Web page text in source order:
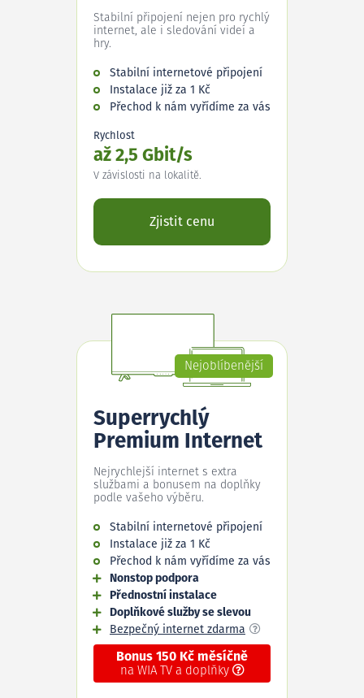
Stabilní připojení nejen pro rychlý
internet, ale i sledování videí a
hry.
Stabilní internetové připojení
Instalace již za 1 Kč
Přechod k nám vyřídíme za vás
Rychlost
až 2,5 Gbit/s
V závislosti na lokalitě.
Zjistit cenu
Nejoblíbenější
Superrychlý
Premium Internet
Nejrychlejší internet s extra
službami a bonusem na doplňky
podle vašeho výběru.
Stabilní internetové připojení
Instalace již za 1 Kč
Přechod k nám vyřídíme za vás
Nonstop podpora
Přednostní instalace
Doplňkové služby se slevou
Bezpečný internet zdarma
Bonus 150 Kč měsíčně
na WIA TV a doplňky